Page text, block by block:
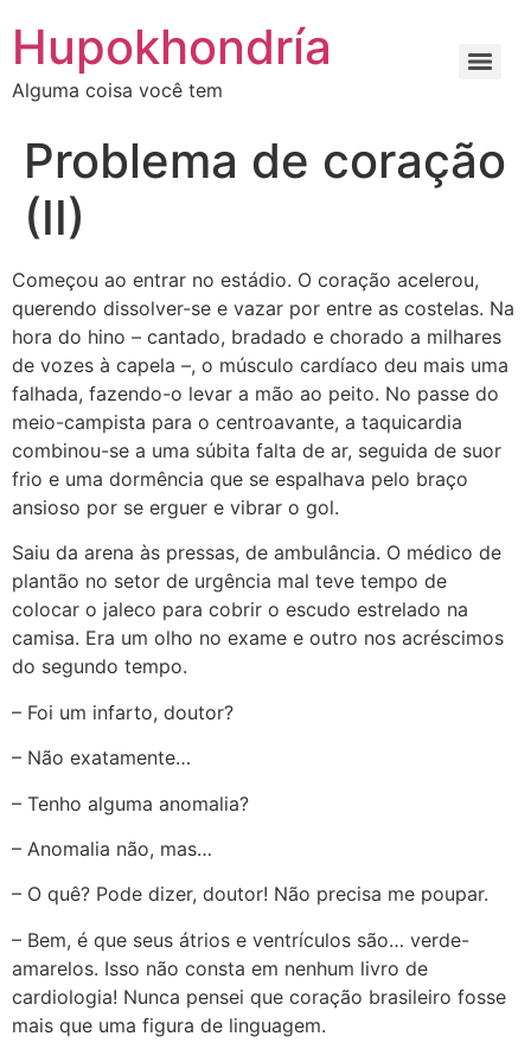
para
conteúdo
Hupokhondría
Alguma coisa você tem
Problema de coração
(II)
Começou ao entrar no estádio. O coração acelerou,
querendo dissolver-se e vazar por entre as costelas. Na
hora do hino – cantado, bradado e chorado a milhares
de vozes à capela –, o músculo cardíaco deu mais uma
falhada, fazendo-o levar a mão ao peito. No passe do
meio-campista para o centroavante, a taquicardia
combinou-se a uma súbita falta de ar, seguida de suor
frio e uma dormência que se espalhava pelo braço
ansioso por se erguer e vibrar o gol.
Saiu da arena às pressas, de ambulância. O médico de
plantão no setor de urgência mal teve tempo de
colocar o jaleco para cobrir o escudo estrelado na
camisa. Era um olho no exame e outro nos acréscimos
do segundo tempo.
– Foi um infarto, doutor?
– Não exatamente…
– Tenho alguma anomalia?
– Anomalia não, mas…
– O quê? Pode dizer, doutor! Não precisa me poupar.
– Bem, é que seus átrios e ventrículos são… verde-
amarelos. Isso não consta em nenhum livro de
cardiologia! Nunca pensei que coração brasileiro fosse
mais que uma figura de linguagem.